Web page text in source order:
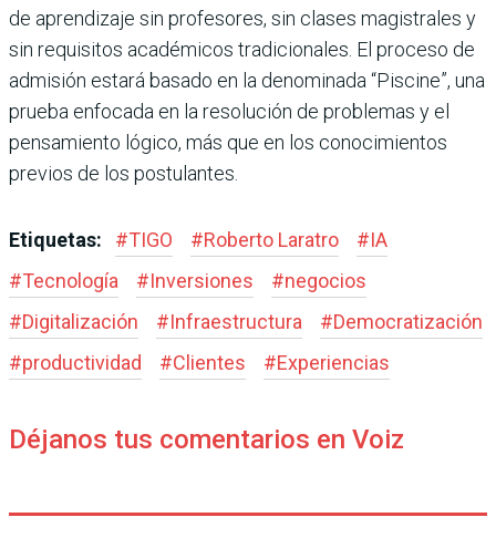
de aprendizaje sin profesores, sin clases magistrales y
sin requisitos académicos tradicionales. El proceso de
admisión estará basado en la denominada “Piscine”, una
prueba enfocada en la resolución de problemas y el
pensamiento lógico, más que en los conocimientos
previos de los postulantes.
Etiquetas: #TIGO #Roberto Laratro #IA
#Tecnología #Inversiones #negocios
#Digitalización #Infraestructura #Democratización
#productividad #Clientes #Experiencias
Déjanos tus comentarios en Voiz